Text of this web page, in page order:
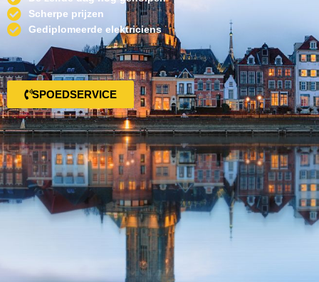
Scherpe prijzen
Gediplomeerde elektriciens
SPOEDSERVICE